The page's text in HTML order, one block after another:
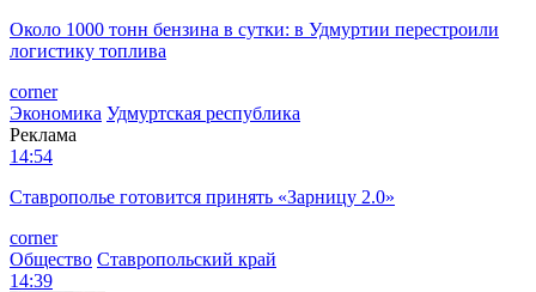
Около 1000 тонн бензина в сутки: в Удмуртии перестроили
логистику топлива
corner
Экономика Удмуртская республика
Реклама
14:54
Ставрополье готовится принять «Зарницу 2.0»
corner
Общество Ставропольский край
14:39